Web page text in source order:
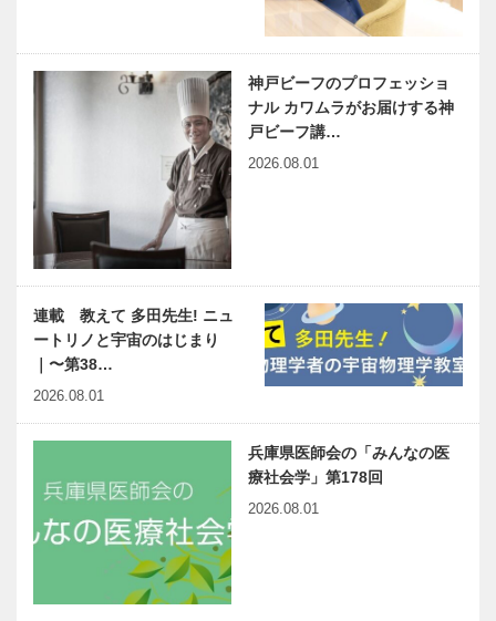
神戸ビーフのプロフェッショ
ナル カワムラがお届けする神
戸ビーフ講…
2026.08.01
連載 教えて 多田先生! ニュ
ートリノと宇宙のはじまり
｜〜第38…
2026.08.01
兵庫県医師会の「みんなの医
療社会学」第178回
2026.08.01